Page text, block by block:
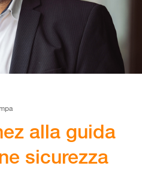
alla guida
sicurezza